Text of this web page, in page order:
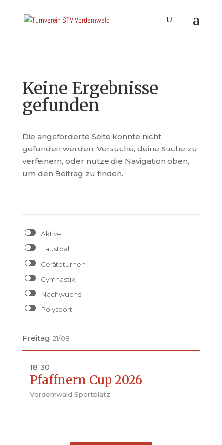
Keine Ergebnisse
gefunden
Die angeforderte Seite konnte nicht
gefunden werden. Versuche, deine Suche zu
verfeinern, oder nutze die Navigation oben,
um den Beitrag zu finden.
Aktive
Faustball
Geräteturnen
Gymnastik
Nachwuchs
Polysport
Freitag 21/08
18:30
Pfaffnern Cup 2026
Vordemwald Sportplatz